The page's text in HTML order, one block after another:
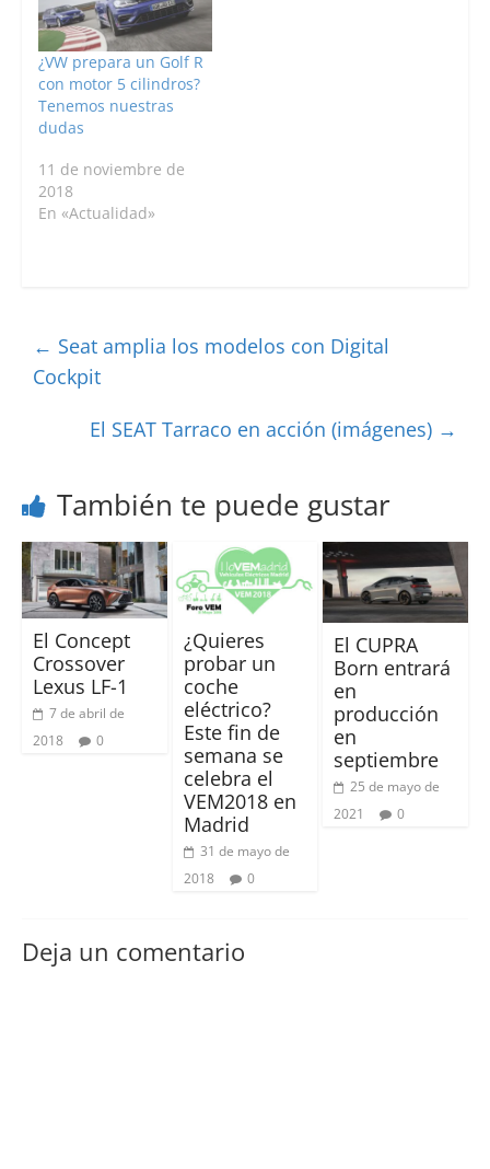
¿VW prepara un Golf R
con motor 5 cilindros?
Tenemos nuestras
dudas
11 de noviembre de
2018
En «Actualidad»
← Seat amplia los modelos con Digital
Cockpit
El SEAT Tarraco en acción (imágenes) →
También te puede gustar
El Concept
Crossover
Lexus LF-1
7 de abril de
2018
0
¿Quieres
probar un
coche
eléctrico?
Este fin de
semana se
celebra el
VEM2018 en
Madrid
31 de mayo de
2018
0
El CUPRA
Born entrará
en
producción
en
septiembre
25 de mayo de
2021
0
Deja un comentario